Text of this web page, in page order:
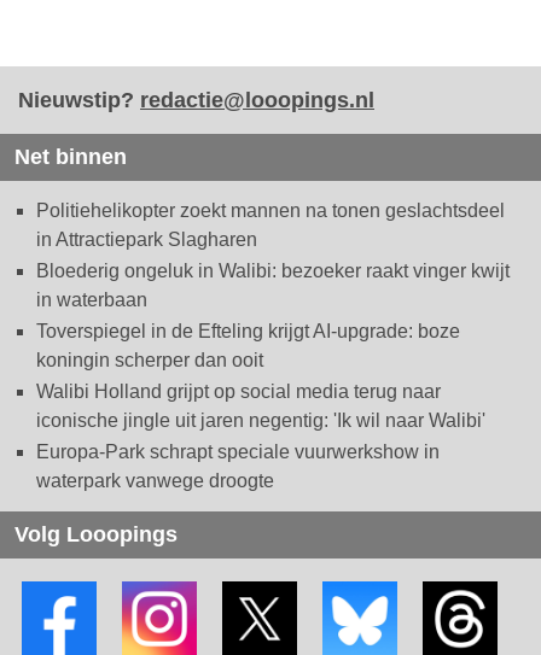
Nieuwstip? redactie@looopings.nl
Net binnen
Politiehelikopter zoekt mannen na tonen geslachtsdeel
in Attractiepark Slagharen
Bloederig ongeluk in Walibi: bezoeker raakt vinger kwijt
in waterbaan
Toverspiegel in de Efteling krijgt AI-upgrade: boze
koningin scherper dan ooit
Walibi Holland grijpt op social media terug naar
iconische jingle uit jaren negentig: 'Ik wil naar Walibi'
Europa-Park schrapt speciale vuurwerkshow in
waterpark vanwege droogte
Volg Looopings